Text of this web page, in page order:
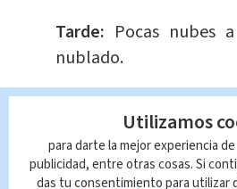
Tarde: Pocas nubes
nublado.
Caribe Sur
Utilizamos
para darte la mejor experiencia
publicidad, entre otras cosas. Si
das tu consentimiento para utilizar